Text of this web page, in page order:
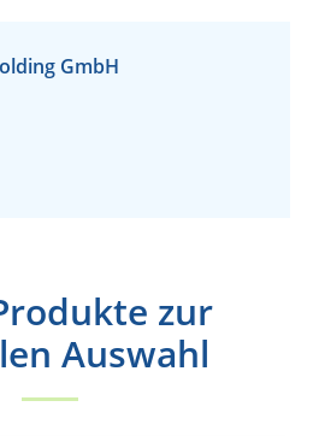
GmbH
zur
Auswahl